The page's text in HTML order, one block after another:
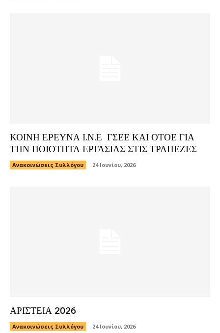
ΚΟΙΝΗ ΕΡΕΥΝΑ Ι.Ν.Ε ΓΣΕΕ ΚΑΙ ΟΤΟΕ ΓΙΑ
ΤΗΝ ΠΟΙΟΤΗΤΑ ΕΡΓΑΣΙΑΣ ΣΤΙΣ ΤΡΑΠΕΖΕΣ
Ανακοινώσεις Συλλόγου 24 Ιουνίου, 2026
ΑΡΙΣΤΕΙΑ 2026
Ανακοινώσεις Συλλόγου 24 Ιουνίου, 2026